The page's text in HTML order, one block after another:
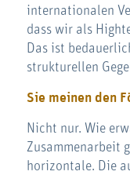
internationalen
dass wir als
Das ist
strukturellen
Sie meinen den
Nicht nur. Wie
Zusammenarbeit
horizontale. Die